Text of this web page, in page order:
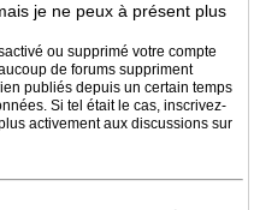
je ne peux à présent plus
ou supprimé votre compte
de forums suppriment
publiés depuis un certain temps
Si tel était le cas, inscrivez-
activement aux discussions sur